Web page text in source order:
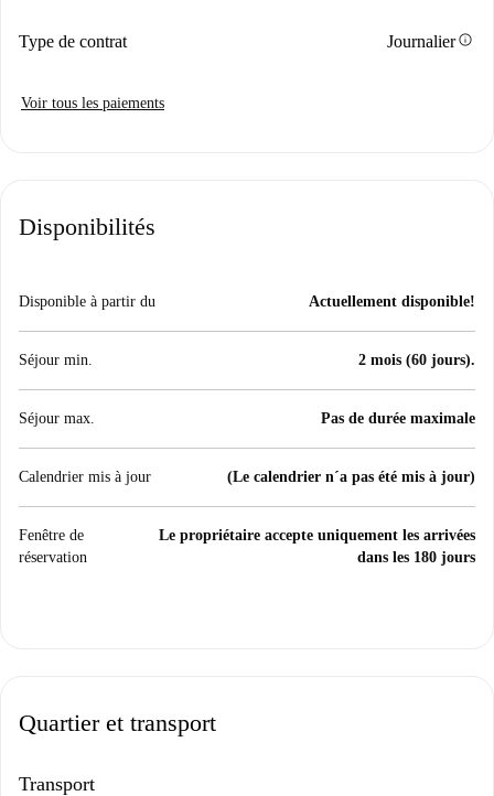
Type de contrat Journalierinfo
Voir tous les paiements
Disponibilités
Disponible à partir du Actuellement disponible!
Séjour min. 2 mois (60 jours).
Séjour max. Pas de durée maximale
Calendrier mis à jour (Le calendrier n´a pas été mis à jour)
Fenêtre de
réservation
Le propriétaire accepte uniquement les arrivées
dans les 180 jours
Quartier et transport
Transport